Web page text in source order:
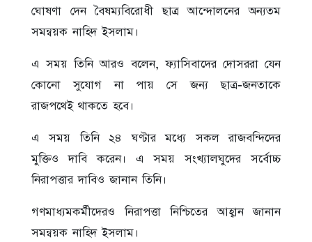
ঘোষণা দেন বৈষম্যবিরোধী ছাত্র আন্দোলনের অন্যতম
সমন্বয়ক নাহিদ ইসলাম।
এ সময় তিনি আরও বলেন, ফ্যাসিবাদের দোসররা যেন
কোনো সুযোগ না পায় সে জন্য ছাত্র-জনতাকে
রাজপথেই থাকতে হবে।
এ সময় তিনি ২৪ ঘণ্টার মধ্যে সকল রাজবন্দিদের
মুক্তিও দাবি করেন। এ সময় সংখ্যালঘুদের সর্বোচ্চ
নিরাপত্তার দাবিও জানান তিনি।
গণমাধ্যমকর্মীদেরও নিরাপত্তা নিশ্চিতের আহ্বান জানান
সমন্বয়ক নাহিদ ইসলাম।